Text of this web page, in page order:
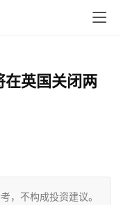
英国关闭两
，不构成投资建议。